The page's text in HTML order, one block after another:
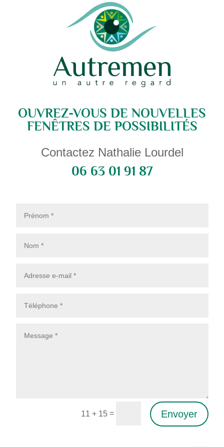
OUVREZ-VOUS DE NOUVELLES
FENÊTRES DE POSSIBILITÉS
Contactez Nathalie Lourdel
06 63 01 91 87
11 + 15= Envoyer